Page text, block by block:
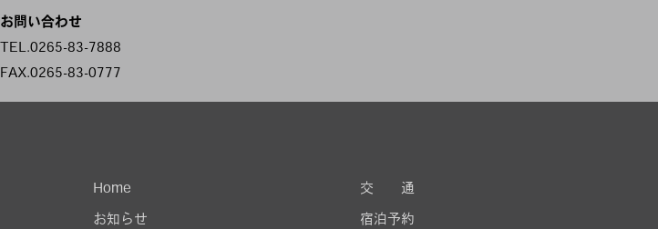
お問い合わせ
TEL.0265-83-7888
FAX.0265-83-0777
Home
お知らせ
交 通
宿泊予約